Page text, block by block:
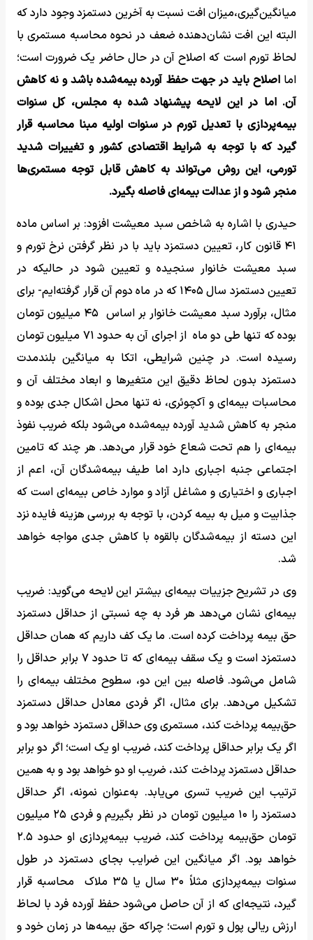
میانگین‌گیری،میزان افت نسبت به آخرین دستمزد وجود دارد که
البته این افت نشان‌دهنده ضعف در نحوه محاسبه مستمری با
لحاظ تورم است که اصلاح آن در حال حاضر یک ضرورت است؛
امااصلاح باید در جهت حفظ آورده بیمه‌شده باشد و نه کاهش
آن. اما در این لایحه پیشنهاد شده به مجلس، کل سنوات
بیمه‌پردازی با تعدیل تورم در سنوات اولیه مبنا محاسبه قرار
گیرد که با توجه به شرایط اقتصادی کشور و تغییرات شدید
تورمی، این روش می‌تواند به کاهش قابل توجه مستمری‌ها
منجر شود و از عدالت بیمه‌ای فاصله بگیرد.
حیدری با اشاره به شاخص سبد معیشت افزود: بر اساس ماده
۴۱ قانون کار، تعیین دستمزد باید با در نظر گرفتن نرخ تورم و
سبد معیشت خانوار سنجیده و تعیین شود در حالیکه در
تعیین دستمزد سال ۱۴۰۵ که در ماه دوم آن قرار گرفته‌ایم- برای
مثال، برآورد سبد معیشت خانوار بر اساس ۴۵ میلیون تومان
بوده که تنها طی دو ماه از اجرای آن به حدود ۷۱ میلیون تومان
رسیده است. در چنین شرایطی، اتکا به میانگین بلندمدت
دستمزد بدون لحاظ دقیق این متغیرها و ابعاد مختلف آن و
محاسبات بیمه‌ای و آکچوئری، نه تنها محل اشکال جدی بوده و
منجر به کاهش شدید آورده بیمه‌شده می‌شود بلکه ضریب نفوذ
بیمه‌ای را هم تحت شعاع خود قرار می‌دهد. هر چند که تامین
اجتماعی جنبه اجباری دارد اما طیف بیمه‌شدگان آن، اعم از
اجباری و اختیاری و مشاغل آزاد و موارد خاص بیمه‌ای است که
جذابیت و میل به بیمه کردن، با توجه به بررسی هزینه فایده نزد
این دسته از بیمه‌شدگان بالقوه با کاهش جدی مواجه خواهد
شد.
وی در تشریح جزییات بیمه‌ای بیشتر این لایحه می‌گوید: ضریب
بیمه‌ای نشان می‌دهد هر فرد به چه نسبتی از حداقل دستمزد
حق بیمه پرداخت کرده است. ما یک کف داریم که همان حداقل
دستمزد است و یک سقف بیمه‌ای که تا حدود ۷ برابر حداقل را
شامل می‌شود. فاصله بین این دو، سطوح مختلف بیمه‌ای را
تشکیل می‌دهد. برای مثال، اگر فردی معادل حداقل دستمزد
حق‌بیمه پرداخت کند، مستمری وی حداقل دستمزد خواهد بود و
اگر یک برابر حداقل پرداخت کند، ضریب او یک است؛ اگر دو برابر
حداقل دستمزد پرداخت کند، ضریب او دو خواهد بود و به همین
ترتیب این ضریب تسری می‌یابد. به‌عنوان نمونه، اگر حداقل
دستمزد را ۱۰ میلیون تومان در نظر بگیریم و فردی ۲۵ میلیون
تومان حق‌بیمه پرداخت کند، ضریب بیمه‌پردازی او حدود ۲.۵
خواهد بود. اگر میانگین این ضرایب بجای دستمزد در طول
سنوات بیمه‌پردازی مثلاً ۳۰ سال یا ۳۵ ملاک محاسبه قرار
گیرد، نتیجه‌ای که از آن حاصل می‌شود حفظ آورده فرد با لحاظ
ارزش ریالی پول و تورم است؛ چراکه حق بیمه‌ها در زمان خود و